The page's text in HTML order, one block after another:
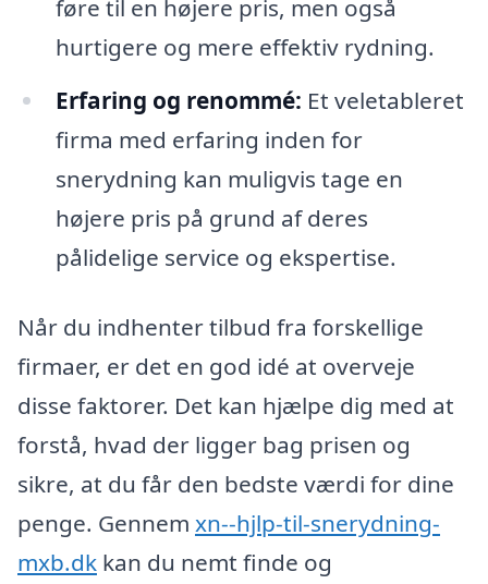
føre til en højere pris, men også
hurtigere og mere effektiv rydning.
Erfaring og renommé: Et veletableret
firma med erfaring inden for
snerydning kan muligvis tage en
højere pris på grund af deres
pålidelige service og ekspertise.
Når du indhenter tilbud fra forskellige
firmaer, er det en god idé at overveje
disse faktorer. Det kan hjælpe dig med at
forstå, hvad der ligger bag prisen og
sikre, at du får den bedste værdi for dine
penge. Gennem xn--hjlp-til-snerydning-
mxb.dk kan du nemt finde og